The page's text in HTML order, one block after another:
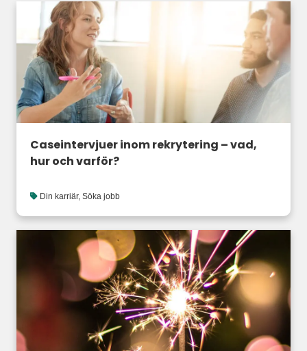
Caseintervjuer inom rekrytering – vad,
hur och varför?
Din karriär, Söka jobb